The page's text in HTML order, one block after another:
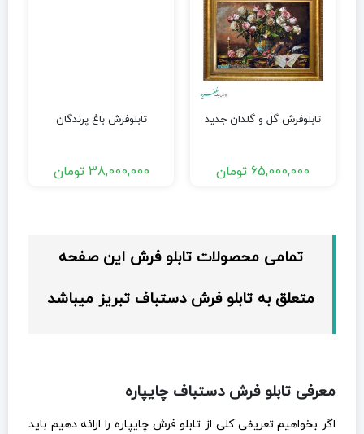
تابلوفرش گل و گلدان جدید
65,000,000 تومان
تابلوفرش باغ پرندگان
38,000,000 تومان
تمامی محصولات تابلو فرش این صفحه
متعلق به تابلو فرش دستباف تبریز میباشد
معرفی تابلو فرش دستباف چایپاره
اگر بخواهیم تعریفی کلی از تابلو فرش چایپاره را ارائه دهیم باید